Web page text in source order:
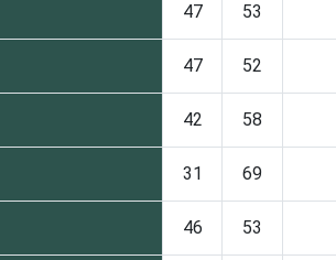
47 53
47 52
42 58
31 69
46 53